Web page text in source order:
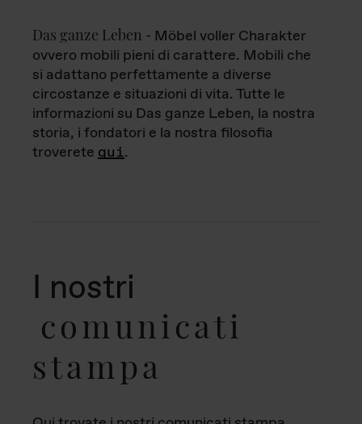
Das ganze Leben - Möbel voller Charakter
ovvero mobili pieni di carattere. Mobili che
si adattano perfettamente a diverse
circostanze e situazioni di vita. Tutte le
informazioni su Das ganze Leben, la nostra
storia, i fondatori e la nostra filosofia
troverete qui.
I nostri
comunicati
stampa